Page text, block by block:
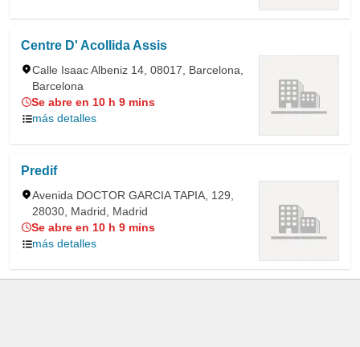
Centre D' Acollida Assis
Calle Isaac Albeniz 14, 08017, Barcelona,
Barcelona
Se abre en 10 h 9 mins
más detalles
Predif
Avenida DOCTOR GARCIA TAPIA, 129,
28030, Madrid, Madrid
Se abre en 10 h 9 mins
más detalles